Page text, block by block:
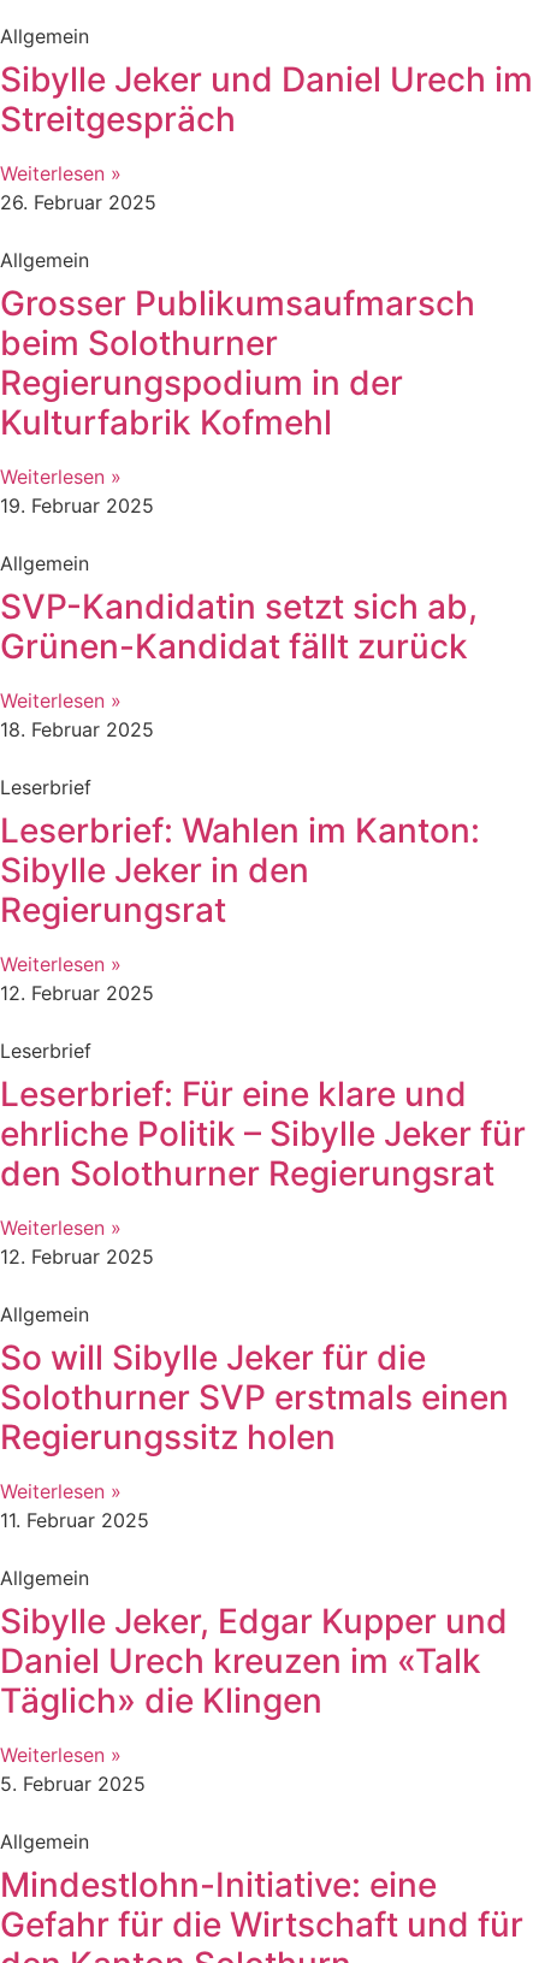
Allgemein
Sibylle Jeker und Daniel Urech im
Streitgespräch
Weiterlesen »
26. Februar 2025
Allgemein
Grosser Publikumsaufmarsch
beim Solothurner
Regierungspodium in der
Kulturfabrik Kofmehl
Weiterlesen »
19. Februar 2025
Allgemein
SVP-Kandidatin setzt sich ab,
Grünen-Kandidat fällt zurück
Weiterlesen »
18. Februar 2025
Leserbrief
Leserbrief: Wahlen im Kanton:
Sibylle Jeker in den
Regierungsrat
Weiterlesen »
12. Februar 2025
Leserbrief
Leserbrief: Für eine klare und
ehrliche Politik – Sibylle Jeker für
den Solothurner Regierungsrat
Weiterlesen »
12. Februar 2025
Allgemein
So will Sibylle Jeker für die
Solothurner SVP erstmals einen
Regierungssitz holen
Weiterlesen »
11. Februar 2025
Allgemein
Sibylle Jeker, Edgar Kupper und
Daniel Urech kreuzen im «Talk
Täglich» die Klingen
Weiterlesen »
5. Februar 2025
Allgemein
Mindestlohn-Initiative: eine
Gefahr für die Wirtschaft und für